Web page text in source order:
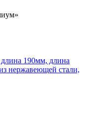
190мм, длина
нержавеющей стали,